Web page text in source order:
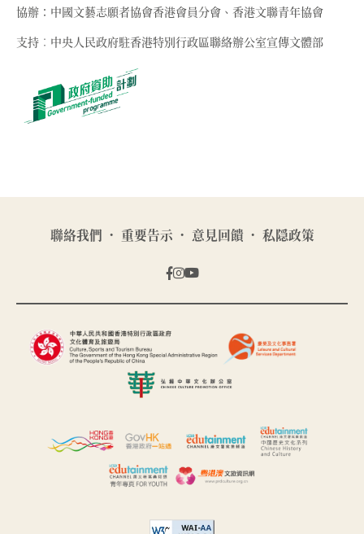
協辦：中國文藝志願者協會香港會員分會、香港文聯青年協會
支持︰中央人民政府駐香港特別行政區聯絡辦公室宣傳文體部
聯絡我們 重要告示 意見回饋 私隠政策